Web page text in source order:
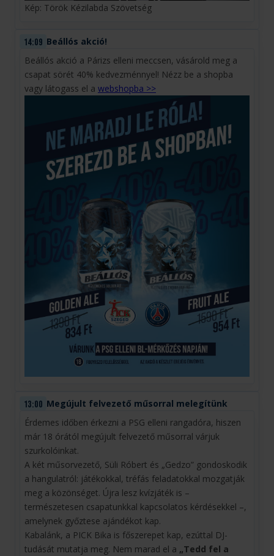
Kép: Török Kézilabda Szövetség
14:09 Beállós akció!
Beállós akció a Párizs elleni meccsen, vásárold meg a
csapat sörét 40% kedvezménnyel! Nézz be a shopba
vagy látogass el a webshopba >>
13:00 Megújult felvezető műsorral melegítünk
Érdemes időben érkezni a PSG elleni rangadóra, hiszen
már 18 órától megújult felvezető műsorral várjuk
szurkolóinkat.
A két műsorvezető, Süli Róbert és „Gedzo” gondoskodik
a hangulatról: játékokkal, tréfás feladatokkal mozgatják
meg a közönséget. Újra lesz kvízjáték is –
természetesen csapatunkkal kapcsolatos kérdésekkel –,
amelynek győztese ajándékot kap.
Kabalánk, a PICK Bika is főszerepet kap, ezúttal DJ-
tudását mutatja meg. Nem marad el a „Tedd fel a